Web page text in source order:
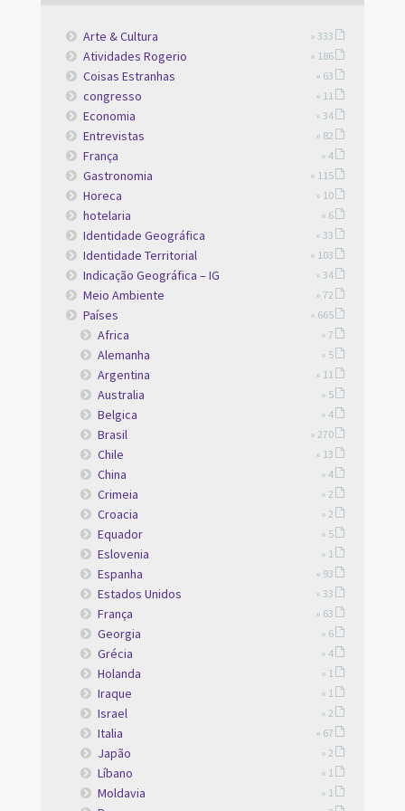
Arte & Cultura » 333
Atividades Rogerio » 186
Coisas Estranhas » 63
congresso » 11
Economia » 34
Entrevistas » 82
França » 4
Gastronomia » 115
Horeca » 10
hotelaria » 6
Identidade Geográfica » 33
Identidade Territorial » 103
Indicação Geográfica – IG » 34
Meio Ambiente » 72
Países » 665
Africa » 7
Alemanha » 5
Argentina » 11
Australia » 5
Belgica » 4
Brasil » 270
Chile » 13
China » 4
Crimeia » 2
Croacia » 2
Equador » 5
Eslovenia » 1
Espanha » 93
Estados Unidos » 33
França » 63
Georgia » 6
Grécia » 4
Holanda » 1
Iraque » 1
Israel » 2
Italia » 67
Japão » 2
Líbano » 1
Moldavia » 1